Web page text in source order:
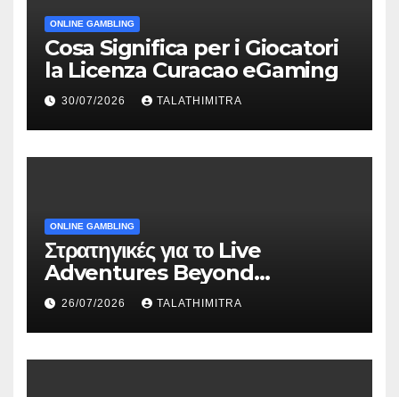
ONLINE GAMBLING
Cosa Significa per i Giocatori
la Licenza Curacao eGaming
30/07/2026 TALATHIMITRA
ONLINE GAMBLING
Στρατηγικές για το Live
Adventures Beyond
Wonderland που Στέκουν
26/07/2026 TALATHIMITRA